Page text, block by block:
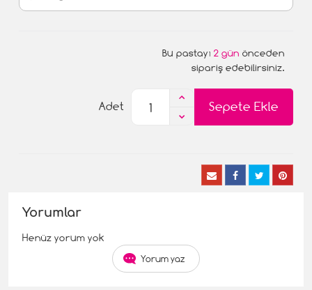
Bu pastayı 2 gün önceden
sipariş edebilirsiniz.
Sepete Ekle
Adet
Yorumlar
Henüz yorum yok
Yorum yaz